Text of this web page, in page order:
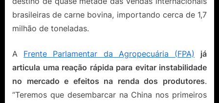
brasileiras de carne bovina, importando cerca de 1,7
milhão de toneladas.
A Frente Parlamentar da Agropecuária (FPA)
já
articula uma reação rápida para evitar instabilidade
no mercado e efeitos na renda dos produtores.
“Teremos que desembarcar na China nos primeiros